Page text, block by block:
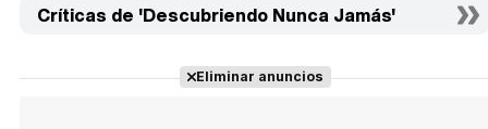
Críticas de 'Descubriendo Nunca Jamás'
Eliminar anuncios